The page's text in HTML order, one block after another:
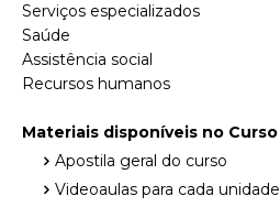
Serviços especializados
Saúde
Assistência social
Recursos humanos
Materiais disponíveis no Curso
Apostila geral do curso
Videoaulas para cada unidade